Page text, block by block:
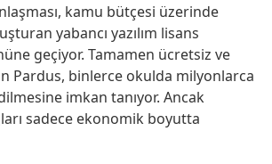
kamu bütçesi üzerinde
yabancı yazılım lisans
geçiyor. Tamamen ücretsiz ve
Pardus, binlerce okulda milyonlarca
imkan tanıyor. Ancak
sadece ekonomik boyutta